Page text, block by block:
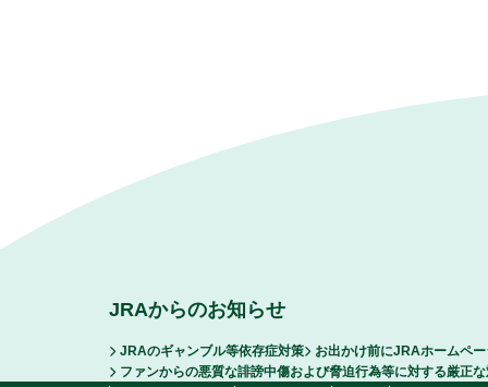
JRAからのお知らせ
JRAのギャンブル等依存症対策
お出かけ前にJRAホームペ
ファンからの悪質な誹謗中傷および脅迫行為等に対する厳正